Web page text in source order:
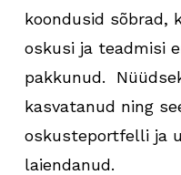
koondusid sõbrad,
oskusi ja teadmisi
pakkunud.
kasvatanud ning
oskusteportfelli ja
laiendanud.